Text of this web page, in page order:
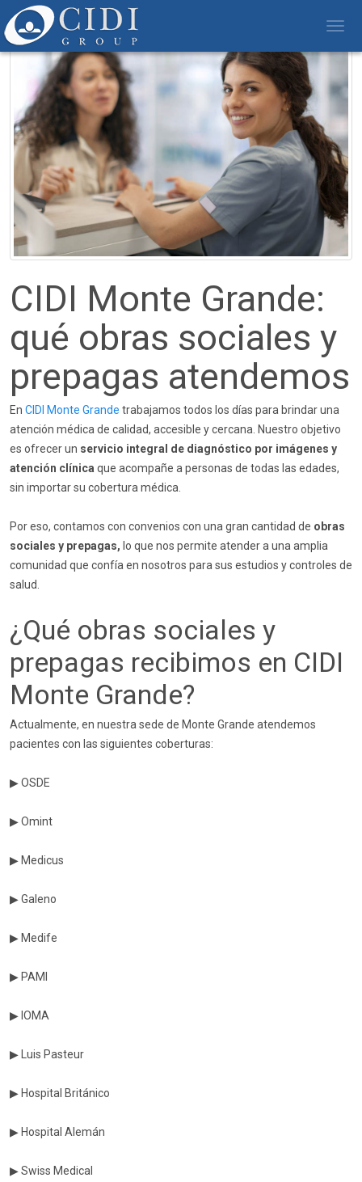
CIDI Monte Grande:
qué obras sociales y
prepagas atendemos
En CIDI Monte Grande trabajamos todos los días para brindar una
atención médica de calidad, accesible y cercana. Nuestro objetivo
es ofrecer un servicio integral de diagnóstico por imágenes y
atención clínica que acompañe a personas de todas las edades,
sin importar su cobertura médica.
Por eso, contamos con convenios con una gran cantidad de obras
sociales y prepagas, lo que nos permite atender a una amplia
comunidad que confía en nosotros para sus estudios y controles de
salud.
¿Qué obras sociales y
prepagas recibimos en CIDI
Monte Grande?
Actualmente, en nuestra sede de Monte Grande atendemos
pacientes con las siguientes coberturas:
▶ OSDE
▶ Omint
▶ Medicus
▶ Galeno
▶ Medife
▶ PAMI
▶ IOMA
▶ Luis Pasteur
▶ Hospital Británico
▶ Hospital Alemán
▶ Swiss Medical